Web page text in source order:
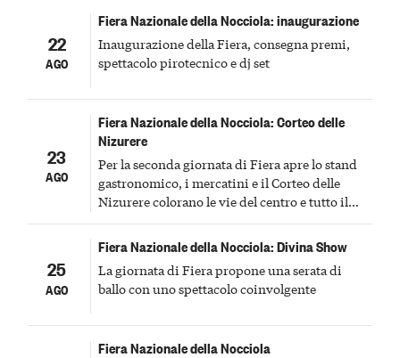
22
AGO
Fiera Nazionale della Nocciola: inaugurazione
Inaugurazione della Fiera, consegna premi,
spettacolo pirotecnico e dj set
23
AGO
Fiera Nazionale della Nocciola: Corteo delle
Nizurere
Per la seconda giornata di Fiera apre lo stand
gastronomico, i mercatini e il Corteo delle
Nizurere colorano le vie del centro e tutto il
meglio del rock per concludere la serata
25
AGO
Fiera Nazionale della Nocciola: Divina Show
La giornata di Fiera propone una serata di
ballo con uno spettacolo coinvolgente
Fiera Nazionale della Nocciola